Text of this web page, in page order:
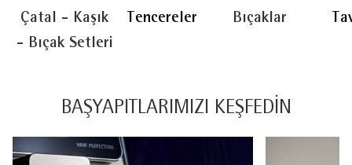
Çatal - Kaşık
- Bıçak Setleri
Tencereler Bıçaklar
BAŞYAPITLARIMIZI KEŞFEDİN